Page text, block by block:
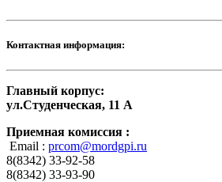
Контактная информация:
Главный корпус:
ул.Студенческая, 11 А
Приемная комиссия :
Email : prcom@mordgpi.ru
8(8342) 33-92-58
8(8342) 33-93-90